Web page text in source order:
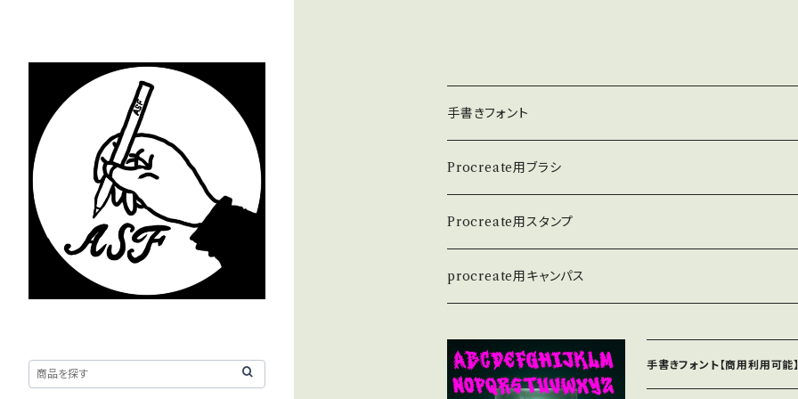
手書きフォント
英数学フォント
日本語フォント
Procreate用ブラシ
Procreate用スタンプ
procreate用キャンパス
手書きフォント【商用利用可